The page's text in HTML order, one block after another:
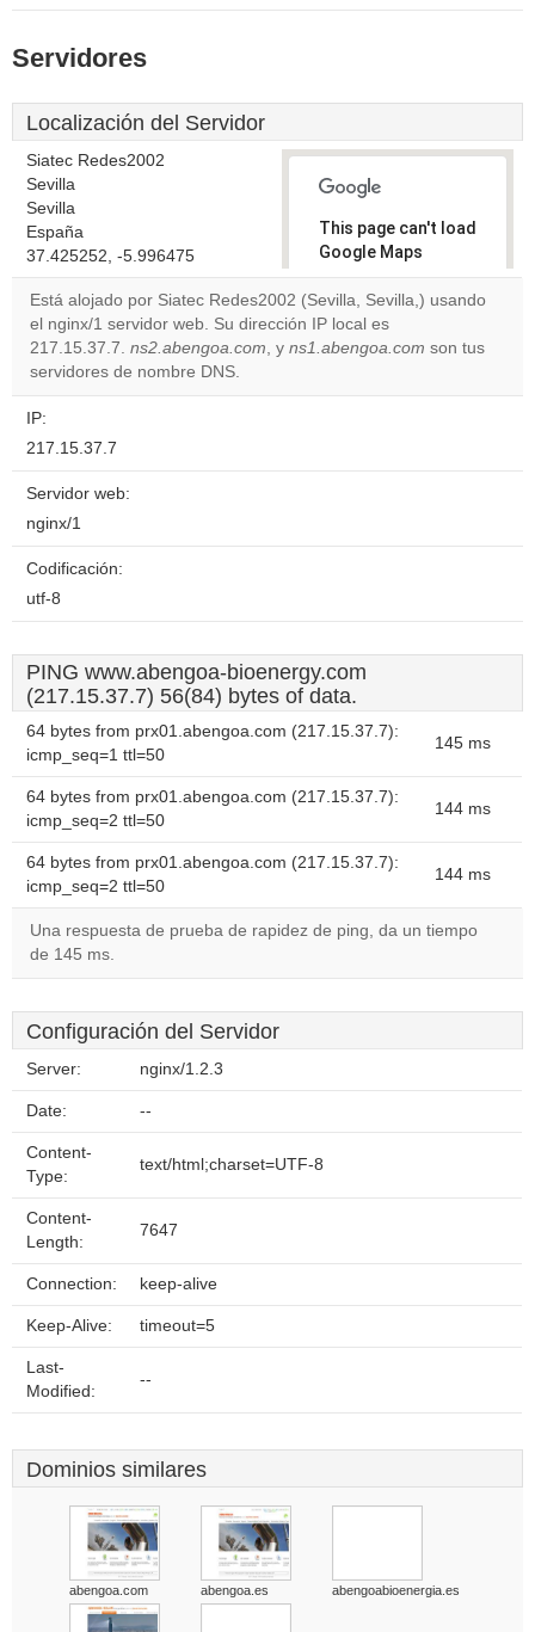
Servidores
Localización del Servidor
Siatec Redes2002
Sevilla
Sevilla
España
37.425252, -5.996475
This page can't load
Google Maps
correctly.
Do you
own this
OK
Está alojado por Siatec Redes2002 (Sevilla, Sevilla,) usando
el nginx/1 servidor web. Su dirección IP local es
217.15.37.7. ns2.abengoa.com, y ns1.abengoa.com son tus
servidores de nombre DNS.
IP:
217.15.37.7
Servidor web:
nginx/1
Codificación:
utf-8
PING www.abengoa-bioenergy.com
(217.15.37.7) 56(84) bytes of data.
64 bytes from prx01.abengoa.com (217.15.37.7):
icmp_seq=1 ttl=50
145 ms
64 bytes from prx01.abengoa.com (217.15.37.7):
icmp_seq=2 ttl=50
144 ms
64 bytes from prx01.abengoa.com (217.15.37.7):
icmp_seq=2 ttl=50
144 ms
Una respuesta de prueba de rapidez de ping, da un tiempo
de 145 ms.
Configuración del Servidor
Server: nginx/1.2.3
Date: --
Content-
Type:
text/html;charset=UTF-8
Content-
Length:
7647
Connection: keep-alive
Keep-Alive: timeout=5
Last-
Modified:
--
Dominios similares
abengoa.com abengoa.es abengoabioenergia.es